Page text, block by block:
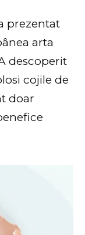
prezentat
arta
descoperit
cojile de
doar